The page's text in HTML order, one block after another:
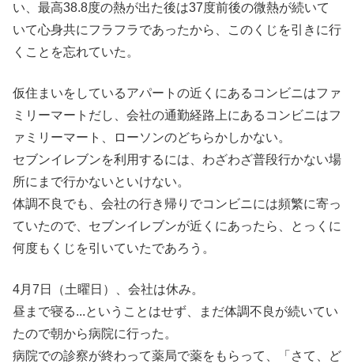
い、最高38.8度の熱が出た後は37度前後の微熱が続いて
いて心身共にフラフラであったから、このくじを引きに行
くことを忘れていた。
仮住まいをしているアパートの近くにあるコンビニはファ
ミリーマートだし、会社の通勤経路上にあるコンビニはフ
ァミリーマート、ローソンのどちらかしかない。
セブンイレブンを利用するには、わざわざ普段行かない場
所にまで行かないといけない。
体調不良でも、会社の行き帰りでコンビニには頻繁に寄っ
ていたので、セブンイレブンが近くにあったら、とっくに
何度もくじを引いていたであろう。
4月7日（土曜日）、会社は休み。
昼まで寝る...ということはせず、まだ体調不良が続いてい
たので朝から病院に行った。
病院での診察が終わって薬局で薬をもらって、「さて、ど